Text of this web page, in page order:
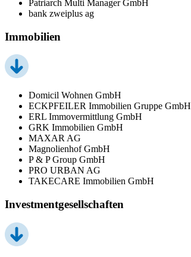
Patriarch Multi Manager GmbH
bank zweiplus ag
Immobilien
Domicil Wohnen GmbH
ECKPFEILER Immobilien Gruppe GmbH
ERL Immovermittlung GmbH
GRK Immobilien GmbH
MAXAR AG
Magnolienhof GmbH
P & P Group GmbH
PRO URBAN AG
TAKECARE Immobilien GmbH
Investmentgesellschaften